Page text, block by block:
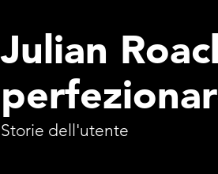
Julian
Storie dell'utente